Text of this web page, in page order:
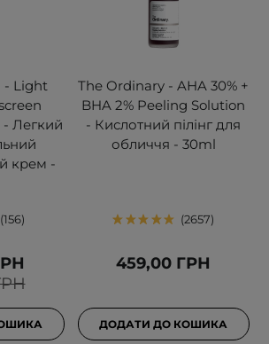
- Light
- Легкий
крем -
156
The Ordinary - AHA 30% +
BHA 2% Peeling Solution
- Кислотний пілінг для
обличчя - 30ml
2657
459,00 ГРН
ДОДАТИ ДО КОШИКА